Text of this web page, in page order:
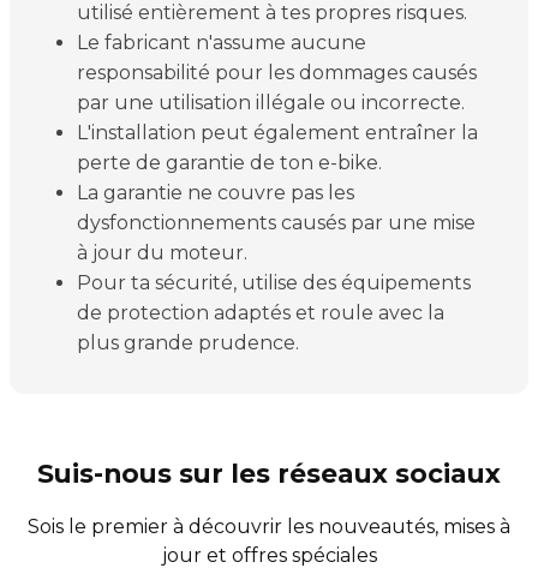
utilisé entièrement à tes propres risques.
Le fabricant n'assume aucune
responsabilité pour les dommages causés
par une utilisation illégale ou incorrecte.
L'installation peut également entraîner la
perte de garantie de ton e-bike.
La garantie ne couvre pas les
dysfonctionnements causés par une mise
à jour du moteur.
Pour ta sécurité, utilise des équipements
de protection adaptés et roule avec la
plus grande prudence.
Suis-nous sur les réseaux sociaux
Sois le premier à découvrir les nouveautés, mises à
jour et offres spéciales